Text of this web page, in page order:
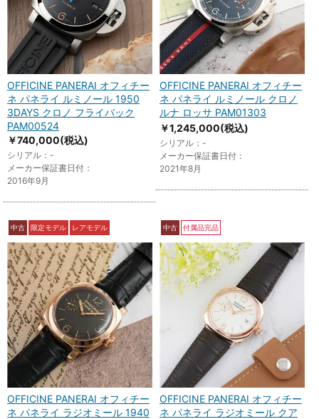
OFFICINE PANERAI オフィチー
ネ パネライ ルミノール 1950
3DAYS クロノ フライバック
PAM00524
￥740,000(税込)
シリアル：-
メーカー保証書日付：
2016年9月
OFFICINE PANERAI オフィチー
ネ パネライ ルミノール クロノ
ルナ ロッサ PAM01303
￥1,245,000(税込)
シリアル：-
メーカー保証書日付：
2021年8月
中古 限定モデル レアモデル
OFFICINE PANERAI オフィチー
ネ パネライ ラジオミール 1940
中古 付属品完品
OFFICINE PANERAI オフィチー
ネ パネライ ラジオミール クア